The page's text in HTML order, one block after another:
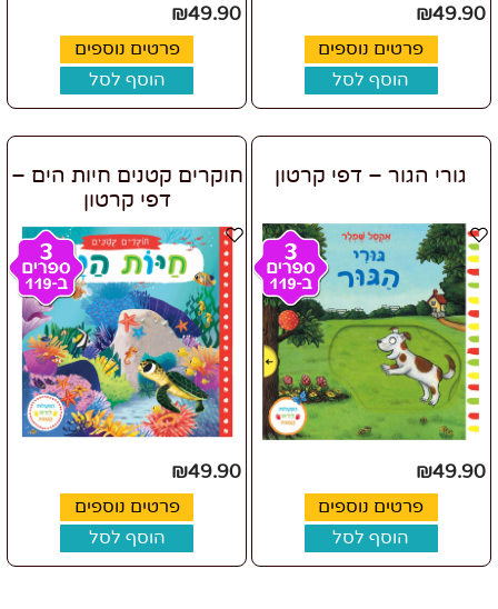
₪49.90
פרטים נוספים
הוסף לסל
₪49.90
פרטים נוספים
הוסף לסל
גורי הגור – דפי קרטון
₪49.90
פרטים נוספים
הוסף לסל
חוקרים קטנים חיות הים –
דפי קרטון
₪49.90
פרטים נוספים
הוסף לסל